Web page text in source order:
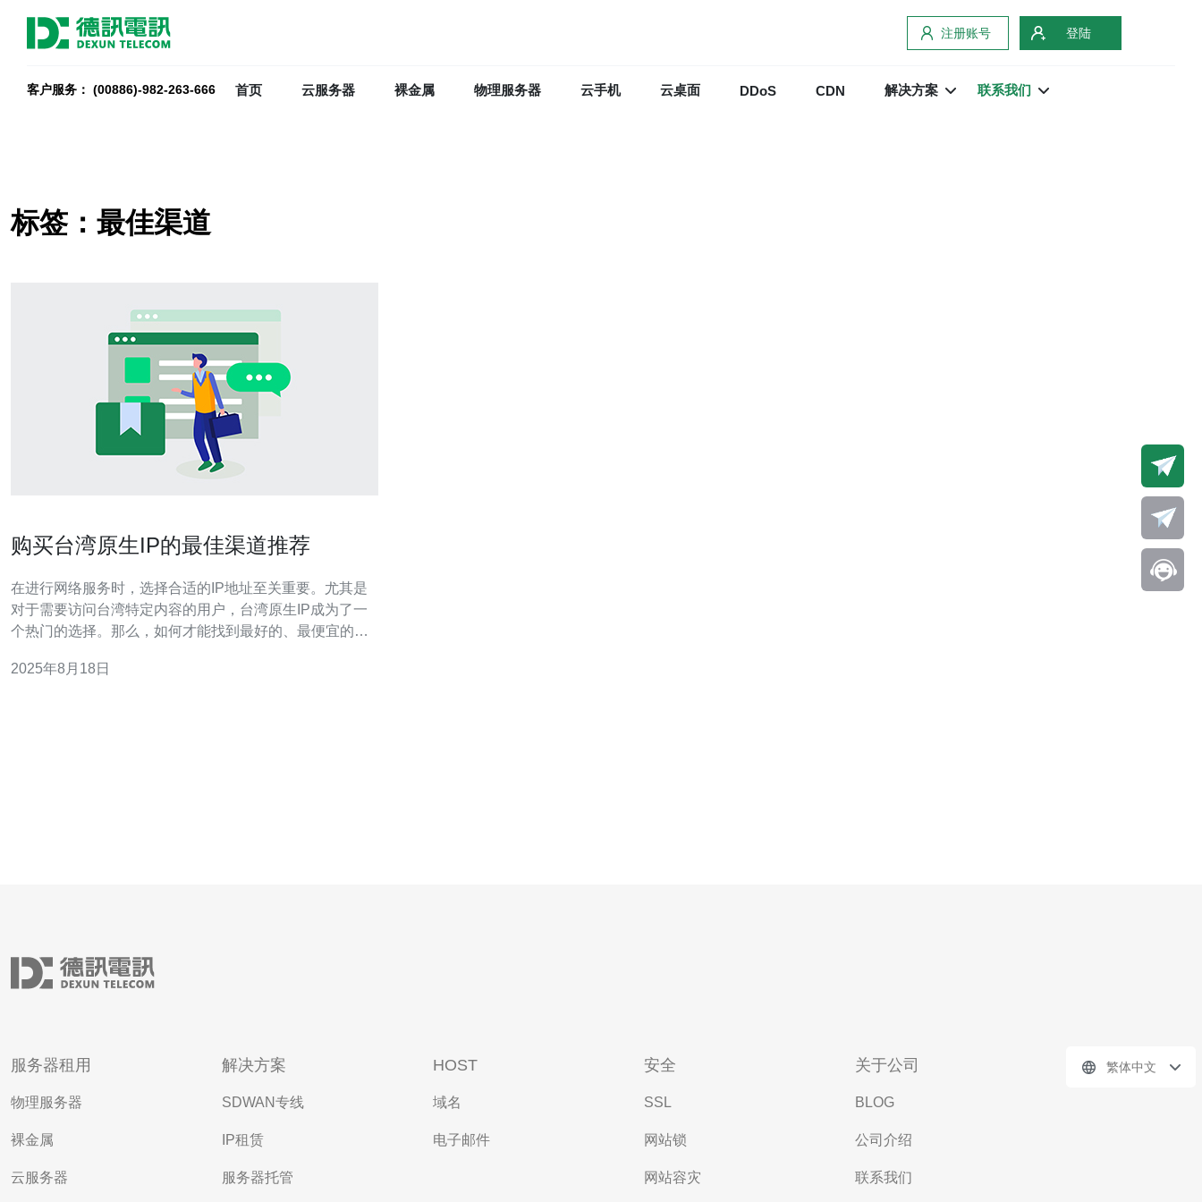
注册账号 登陆
客户服务： (00886)-982-263-666 首页 云服务器 裸金属 物理服务器 云手机 云桌面 DDoS CDN 解决方案 联系我们
标签：最佳渠道
购买台湾原生IP的最佳渠道推荐
在进行网络服务时，选择合适的IP地址至关重要。尤其是
对于需要访问台湾特定内容的用户，台湾原生IP成为了一
个热门的选择。那么，如何才能找到最好的、最便宜的购
买渠道，帮助您找到最适合您的服务器解决方案。 什么是
2025年8月18日
服务器租用
物理服务器
裸金属
云服务器
解决方案
SDWAN专线
IP租赁
服务器托管
HOST
域名
电子邮件
安全
SSL
网站锁
网站容灾
关于公司
BLOG
公司介绍
联系我们
繁体中文